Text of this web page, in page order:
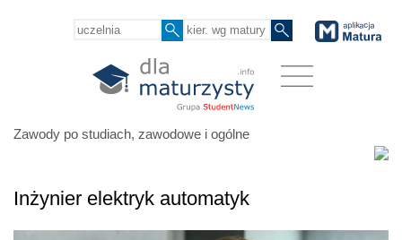
Zawody po studiach, zawodowe i ogólne
Inżynier elektryk automatyk